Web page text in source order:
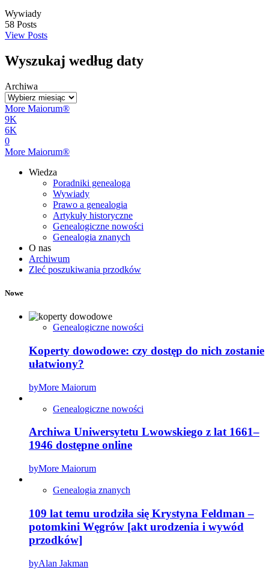
Wywiady
58 Posts
View Posts
Wyszukaj według daty
Archiwa
More Maiorum®
9K
6K
0
More Maiorum®
Wiedza
Poradniki genealoga
Wywiady
Prawo a genealogia
Artykuły historyczne
Genealogiczne nowości
Genealogia znanych
O nas
Archiwum
Zleć poszukiwania przodków
Nowe
Genealogiczne nowości
Koperty dowodowe: czy dostęp do nich zostanie
ułatwiony?
byMore Maiorum
Genealogiczne nowości
Archiwa Uniwersytetu Lwowskiego z lat 1661–
1946 dostępne online
byMore Maiorum
Genealogia znanych
109 lat temu urodziła się Krystyna Feldman –
potomkini Węgrów [akt urodzenia i wywód
przodków]
byAlan Jakman